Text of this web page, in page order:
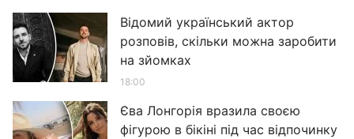
Відомий український актор
розповів, скільки можна заробити
на зйомках
18:00
Єва Лонгорія вразила своєю
фігурою в бікіні під час відпочинку